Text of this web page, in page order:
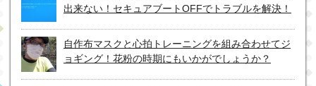
出来ない！セキュアブートOFFでトラブルを解決！
自作布マスクと心拍トレーニングを組み合わせてジ
ョギング！花粉の時期にもいかがでしょうか？